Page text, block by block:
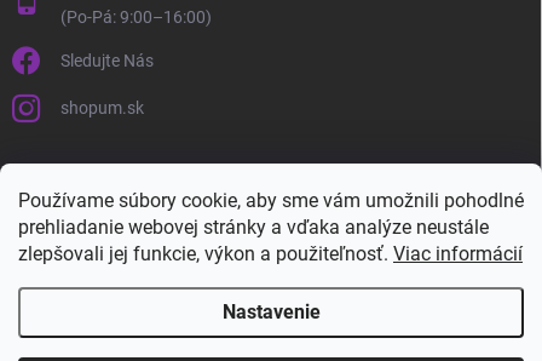
Používame súbory cookie, aby sme vám umožnili pohodlné
prehliadanie webovej stránky a vďaka analýze neustále
zlepšovali jej funkcie, výkon a použiteľnosť. Viac informácií
Nastavenie
Sledujte Nás
shopum.sk